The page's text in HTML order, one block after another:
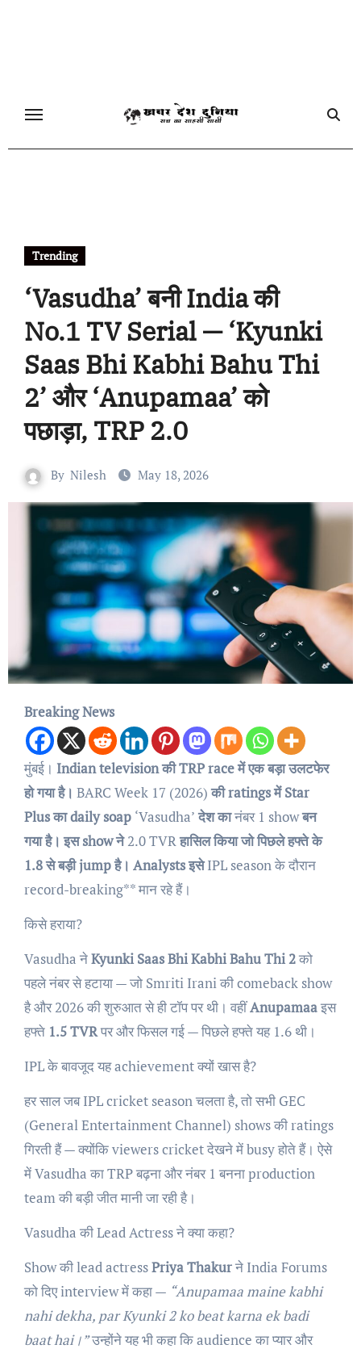
Trending
‘Vasudha’ बनी India की
No.1 TV Serial — ‘Kyunki
Saas Bhi Kabhi Bahu Thi
2’ और ‘Anupamaa’ को
पछाड़ा, TRP 2.0
By Nilesh May 18, 2026
Breaking News
मुंबई। Indian television की TRP race में एक बड़ा उलटफेर
हो गया है। BARC Week 17 (2026)की ratings में Star
Plus का daily soap ‘Vasudha’देश कानंबर 1 showबन
गया है। इस show ने2.0 TVRहासिल किया जो पिछले हफ्ते के
1.8 से बड़ी jump है। Analysts इसेIPL season के दौरान
record-breaking** मान रहे हैं।
किसे हराया?
Vasudha नेKyunki Saas Bhi Kabhi Bahu Thi 2को
पहले नंबर से हटाया — जो Smriti Irani की comeback show
है और 2026 की शुरुआत से ही टॉप पर थी। वहींAnupamaaइस
हफ्ते 1.5 TVRपर और फिसल गई — पिछले हफ्ते यह 1.6 थी।
IPL के बावजूद यह achievement क्यों खास है?
हर साल जब IPL cricket season चलता है, तो सभी GEC
(General Entertainment Channel) shows की ratings
गिरती हैं — क्योंकि viewers cricket देखने में busy होते हैं। ऐसे
में Vasudha का TRP बढ़ना और नंबर 1 बनना production
team की बड़ी जीत मानी जा रही है।
Vasudha की Lead Actress ने क्या कहा?
Show की lead actressPriya Thakurने India Forums
को दिए interview में कहा — “Anupamaa maine kabhi
nahi dekha, par Kyunki 2 ko beat karna ek badi
baat hai।”उन्होंने यह भी कहा कि audience का प्यार और